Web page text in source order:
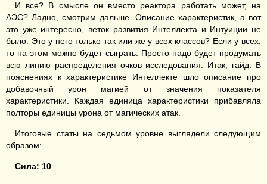
И все? В смысле он вместо реактора работать может, на
АЭС? Ладно, смотрим дальше. Описание характеристик, а вот
это уже интересно, веток развития Интеллекта и Интуиции не
было. Это у него только так или же у всех классов? Если у всех,
то на этом можно будет сыграть. Просто надо будет продумать
всю линию распределения очков исследования. Итак, гайд. В
пояснениях к характеристике Интеллекте шло описание про
добавочный урон магией от значения показателя
характеристики. Каждая единица характеристики прибавляла
полторы единицы урона от магических атак.
Итоговые статы на седьмом уровне выглядели следующим
образом:
Сила: 10